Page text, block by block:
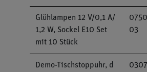
Glühlampen 12 V/0,1 A/
1,2 W, Sockel E10 Set
mit 10 Stück
03
Demo-Tischstoppuhr, d